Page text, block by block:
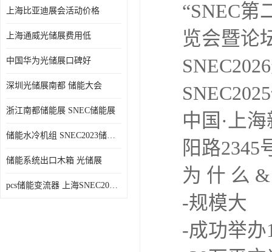
上海比亚迪展会活动价格
上海通威光储展费用低
中国华为光储展口碑好
深圳光储展南都 储能大会
浙江南都储能展 SNEC储能展
储能水冷机组 SNEC2023储能展
储能系统出口木箱 光储展
pcs储能变流器 上海SNEC2023光伏展
“SNEC第
览会暨论
中国·上
阳路2345
为 什 么
-规模大
-成功举办